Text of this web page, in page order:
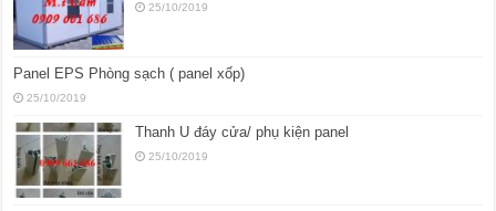
25/10/2019
Panel EPS Phòng sạch ( panel xốp)
25/10/2019
Thanh U đáy cửa/ phụ kiện panel
25/10/2019